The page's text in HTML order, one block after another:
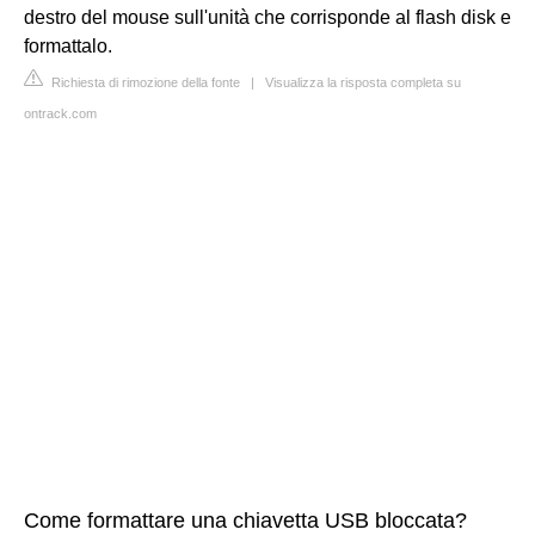
destro del mouse sull'unità che corrisponde al flash disk e
formattalo.
Richiesta di rimozione della fonte | Visualizza la risposta completa su
ontrack.com
Come formattare una chiavetta USB bloccata?